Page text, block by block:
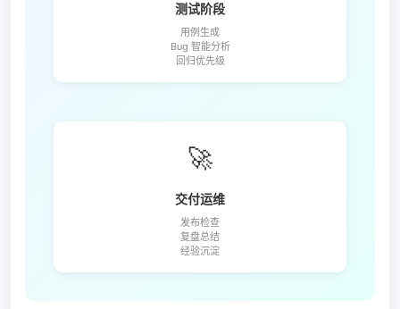
测试阶段
用例生成
Bug 智能分析
回归优先级
🚀
交付运维
发布检查
复盘总结
经验沉淀